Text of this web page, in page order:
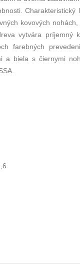
kovových
vytvára príjemný
farebných
a biela s čiernymi